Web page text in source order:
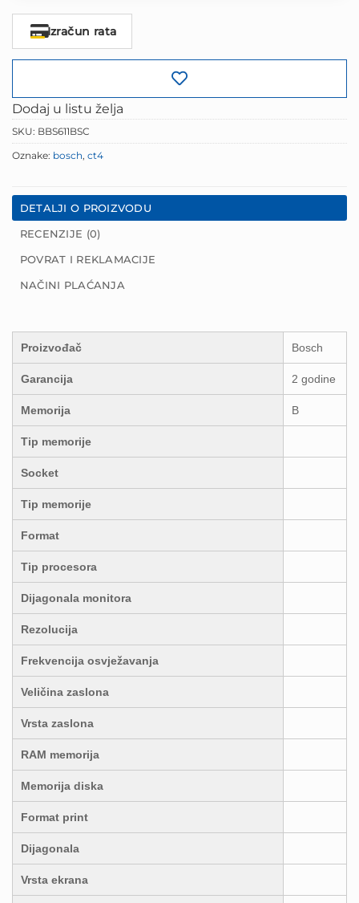
Izračun rata
Dodaj u listu želja
SKU: BBS611BSC
Oznake: bosch, ct4
DETALJI O PROIZVODU
RECENZIJE (0)
POVRAT I REKLAMACIJE
NAČINI PLAĆANJA
Proizvođač Bosch
Garancija 2 godine
Memorija B
Tip memorije
Socket
Tip memorije
Format
Tip procesora
Dijagonala monitora
Rezolucija
Frekvencija osvježavanja
Veličina zaslona
Vrsta zaslona
RAM memorija
Memorija diska
Format print
Dijagonala
Vrsta ekrana